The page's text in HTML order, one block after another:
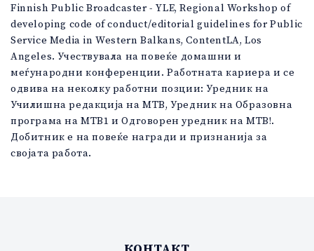
Finnish Public Broadcaster - YLE, Regional Workshop of
developing code of conduct/editorial guidelines for Public
Service Media in Western Balkans, ContentLA, Los
Angeles. Учествувала на повеќе домашни и
меѓународни конференции. Работната кариера и се
одвива на неколку работни позции: Уредник на
Училишна редакција на МТВ, Уредник на Образовна
програма на МТВ1 и Одговорен уредник на МТВ!.
Добитник е на повеќе награди и признанија за
својата работа.